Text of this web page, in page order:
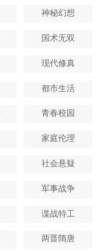
神秘幻想
国术无双
现代修真
都市生活
青春校园
家庭伦理
社会悬疑
军事战争
谍战特工
两晋隋唐